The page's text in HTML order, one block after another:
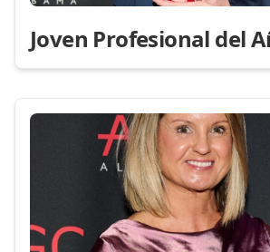
Joven Profesional del